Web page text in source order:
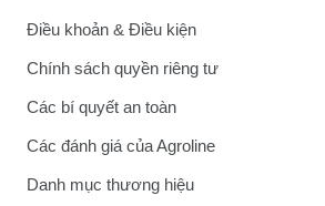
Điều khoản & Điều kiện
Chính sách quyền riêng tư
Các bí quyết an toàn
Các đánh giá của Agroline
Danh mục thương hiệu